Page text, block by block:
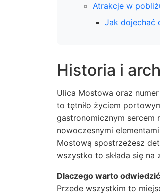
Atrakcje w
Jak dojechać
Historia i
Ulica Mostowa oraz
to tętniło życiem
gastronomicznym sercem
nowoczesnymi
Mostową spostrzeżesz
wszystko to składa się na
Dlaczego warto
Przede wszystkim to